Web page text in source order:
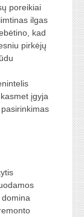
poreikiai
ilgas
kad
pirkėjų
įgyja